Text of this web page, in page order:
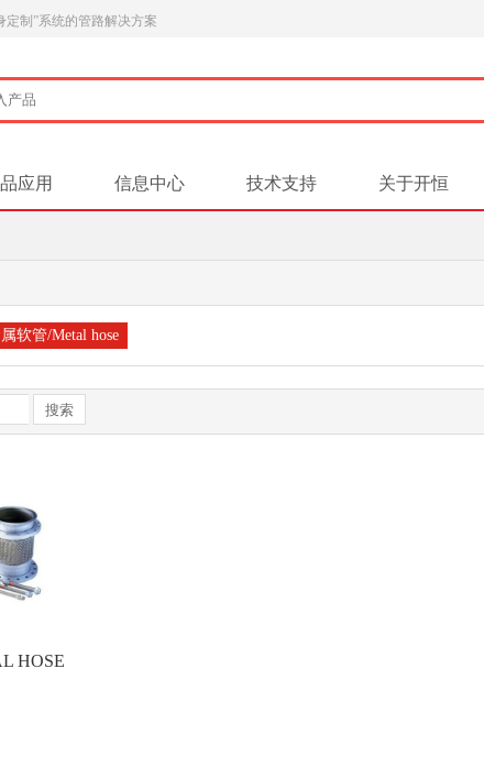
制”系统的管路解决方案
应用 信息中心 技术支持 关于开恒
软管/Metal hose
HOSE